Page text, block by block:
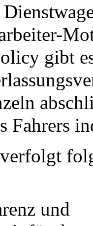
gibt
Fahrers
und